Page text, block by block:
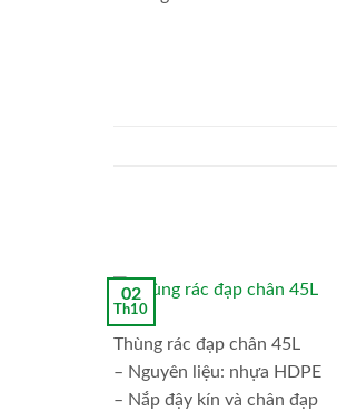
02
Th10
Thùng rác đạp chân 45L
– Nguyên liệu: nhựa HDPE
– Nắp đậy kín và chân đạp